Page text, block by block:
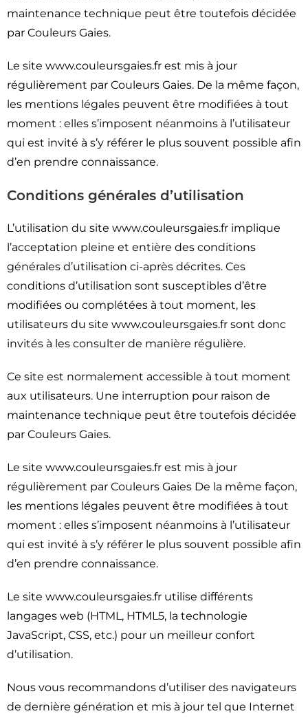
maintenance technique peut être toutefois décidée
par Couleurs Gaies.
Le site www.couleursgaies.fr est mis à jour
régulièrement par Couleurs Gaies. De la même façon,
les mentions légales peuvent être modifiées à tout
moment : elles s’imposent néanmoins à l’utilisateur
qui est invité à s’y référer le plus souvent possible afin
d’en prendre connaissance.
Conditions générales d’utilisation
L’utilisation du site www.couleursgaies.fr implique
l’acceptation pleine et entière des conditions
générales d’utilisation ci-après décrites. Ces
conditions d’utilisation sont susceptibles d’être
modifiées ou complétées à tout moment, les
utilisateurs du site www.couleursgaies.fr sont donc
invités à les consulter de manière régulière.
Ce site est normalement accessible à tout moment
aux utilisateurs. Une interruption pour raison de
maintenance technique peut être toutefois décidée
par Couleurs Gaies.
Le site www.couleursgaies.fr est mis à jour
régulièrement par Couleurs Gaies De la même façon,
les mentions légales peuvent être modifiées à tout
moment : elles s’imposent néanmoins à l’utilisateur
qui est invité à s’y référer le plus souvent possible afin
d’en prendre connaissance.
Le site www.couleursgaies.fr utilise différents
langages web (HTML, HTML5, la technologie
JavaScript, CSS, etc.) pour un meilleur confort
d’utilisation.
Nous vous recommandons d’utiliser des navigateurs
de dernière génération et mis à jour tel que Internet